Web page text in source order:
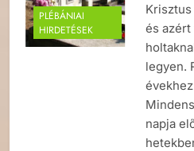
PLÉBÁNIAI
HIRDETÉSEK
és azért
legyen.
napja